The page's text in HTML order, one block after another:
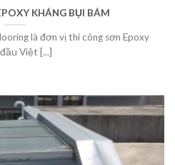
KHÁNG BỤI BÁM
là đơn vị thi công sơn Epoxy
Việt [...]